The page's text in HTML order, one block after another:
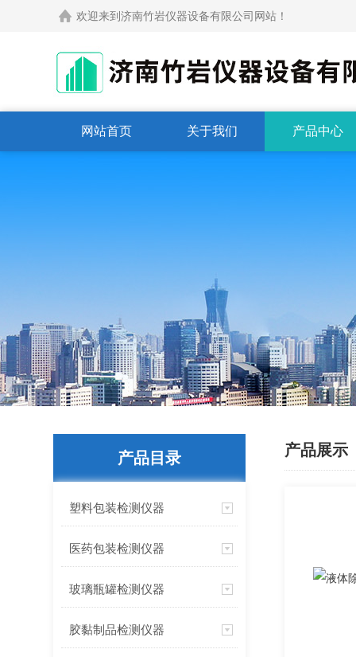
欢迎来到济南竹岩仪器设备有限公司网站！
网站首页 关于我们 产品中心
产品目录
塑料包装检测仪器
医药包装检测仪器
玻璃瓶罐检测仪器
胶黏制品检测仪器
产品展示